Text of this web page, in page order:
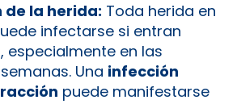
de la herida: Toda herida en
infectarse si entran
especialmente en las
Una infección
puede manifestarse